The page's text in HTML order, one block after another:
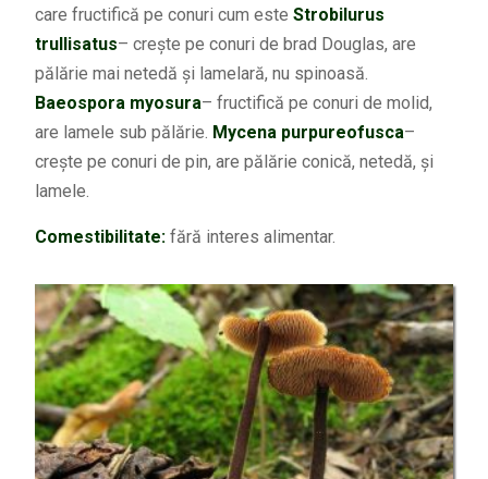
care fructifică pe conuri cum este Strobilurus
trullisatus– crește pe conuri de brad Douglas, are
pălărie mai netedă și lamelară, nu spinoasă.
Baeospora myosura– fructifică pe conuri de molid,
are lamele sub pălărie. Mycena purpureofusca–
crește pe conuri de pin, are pălărie conică, netedă, și
lamele.
Comestibilitate:fără interes alimentar.